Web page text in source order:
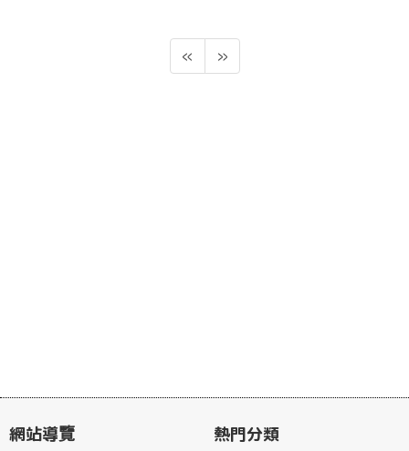
« »
網站導覽
熱門分類